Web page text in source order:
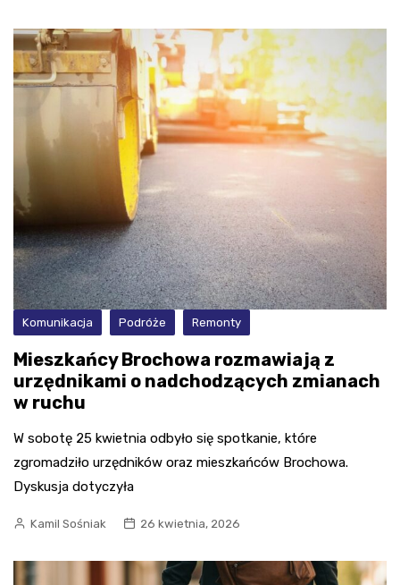
Komunikacja Podróże Remonty
Mieszkańcy Brochowa rozmawiają z
urzędnikami o nadchodzących zmianach
w ruchu
W sobotę 25 kwietnia odbyło się spotkanie, które
zgromadziło urzędników oraz mieszkańców Brochowa.
Dyskusja dotyczyła
Kamil Sośniak 26 kwietnia, 2026